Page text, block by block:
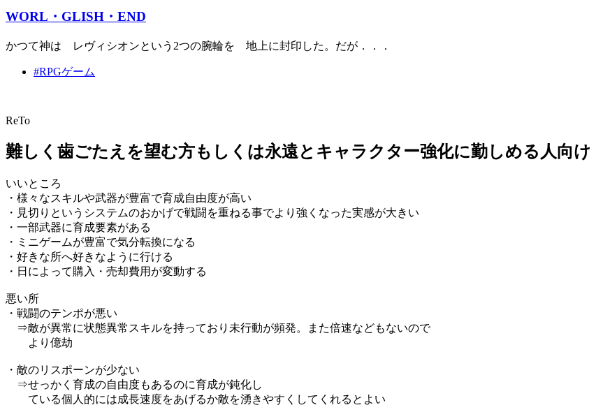
WORL・GLISH・END
かつて神は レヴィシオンという2つの腕輪を 地上に封印した。だが．．．
#RPGゲーム
ReTo
難しく歯ごたえを望む方もしくは永遠とキャラクター強化に勤しめる人向け
いいところ
・様々なスキルや武器が豊富で育成自由度が高い
・見切りというシステムのおかげで戦闘を重ねる事でより強くなった実感が大きい
・一部武器に育成要素がある
・ミニゲームが豊富で気分転換になる
・好きな所へ好きなように行ける
・日によって購入・売却費用が変動する
悪い所
・戦闘のテンポが悪い
⇒敵が異常に状態異常スキルを持っており未行動が頻発。また倍速などもないので
より億劫
・敵のリスポーンが少ない
⇒せっかく育成の自由度もあるのに育成が鈍化し
ている個人的には成長速度をあげるか敵を湧きやすくしてくれるとよい